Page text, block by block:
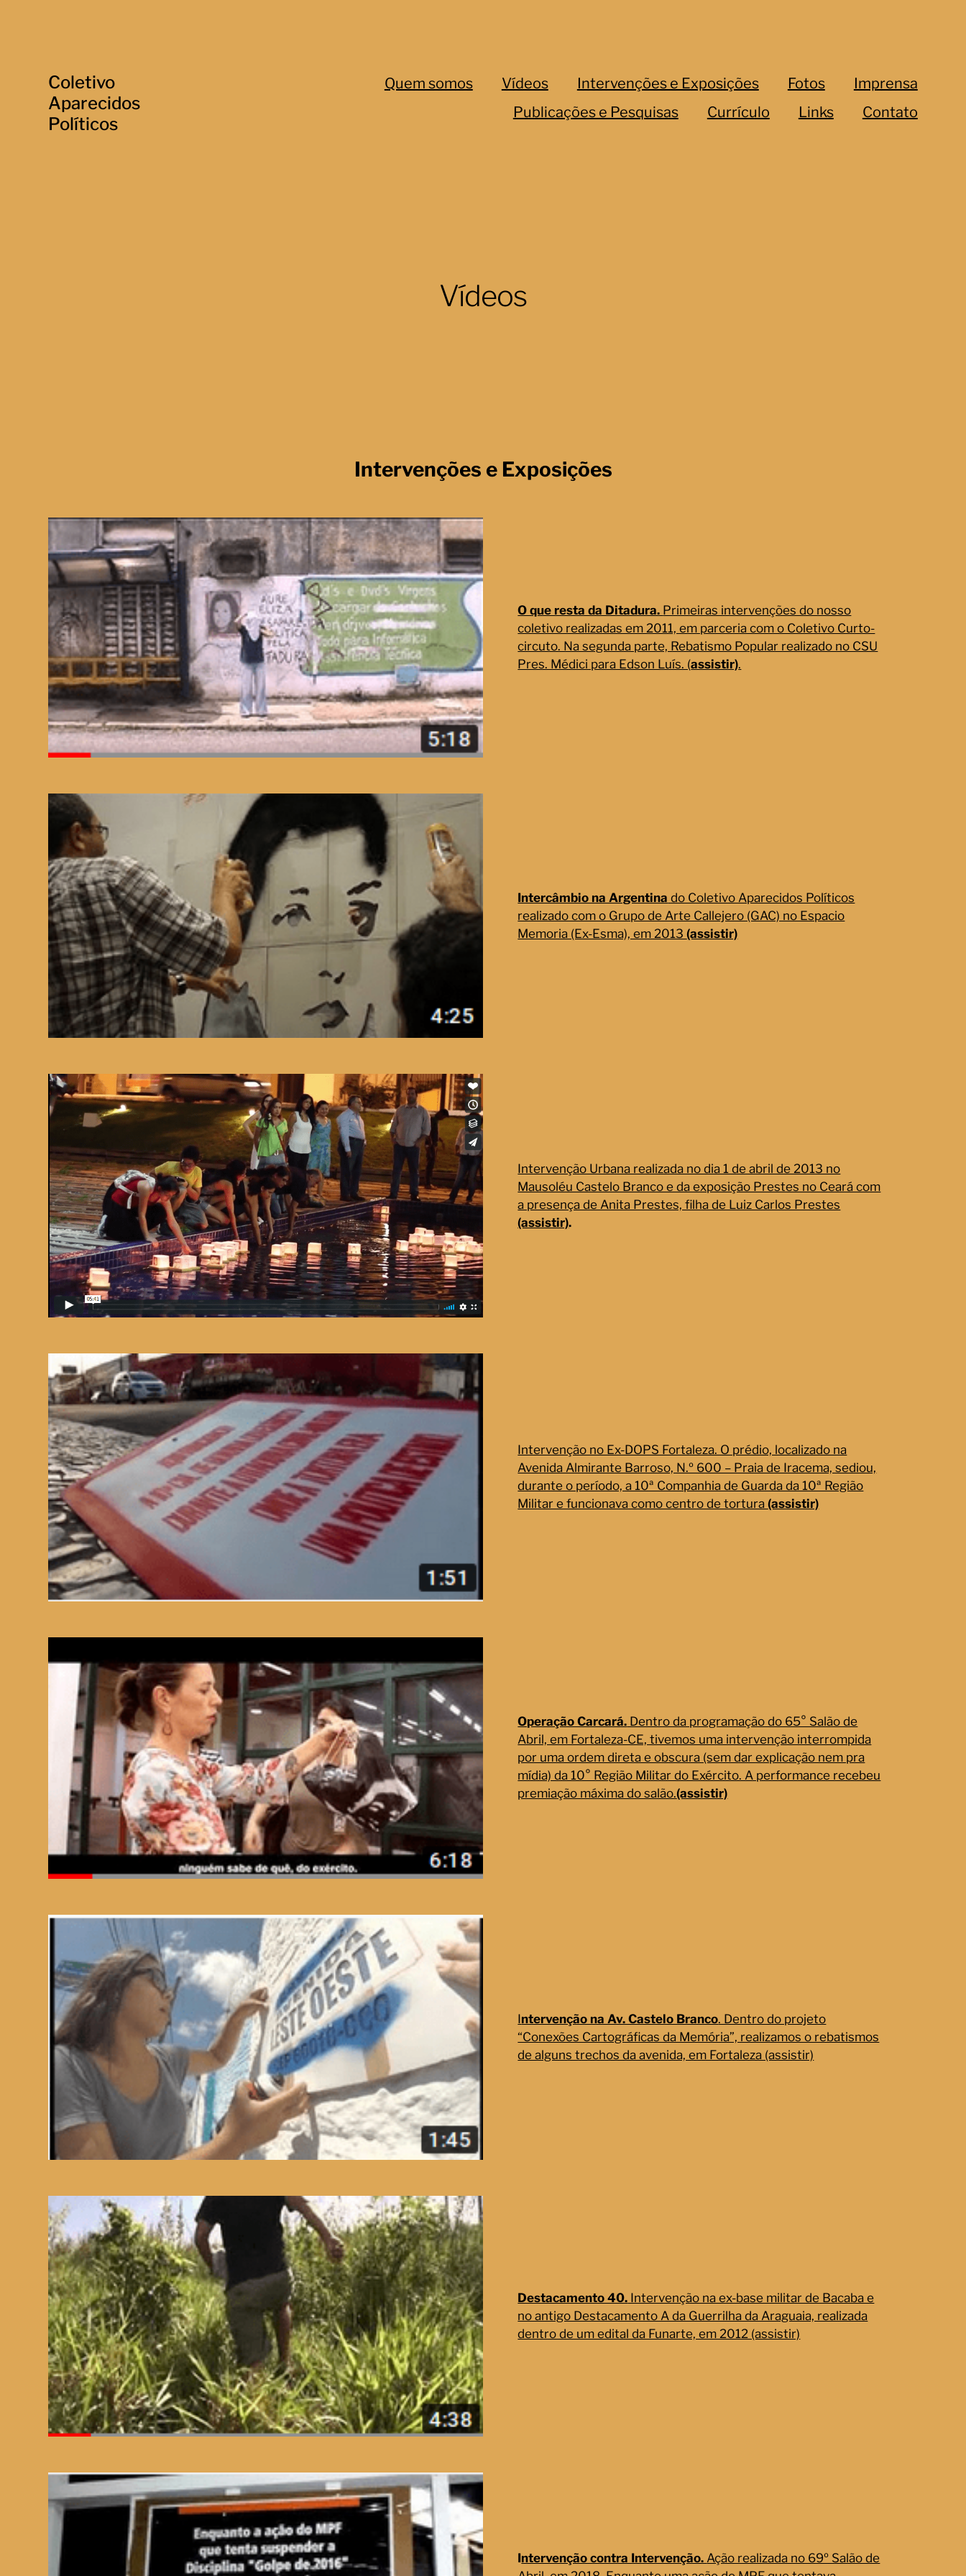
Coletivo
Aparecidos
Políticos
Quem somos Vídeos Intervenções e Exposições Fotos
Imprensa
Publicações e Pesquisas
Currículo Links Contato
Vídeos
Intervenções e Exposições
O que resta da Ditadura. Primeiras intervenções do nosso
coletivo realizadas em 2011, em parceria com o Coletivo Curto-
circuto. Na segunda parte, Rebatismo Popular realizado no CSU
Pres. Médici para Edson Luís. (assistir).
Intercâmbio na Argentina do Coletivo Aparecidos Políticos
realizado com o Grupo de Arte Callejero (GAC) no Espacio
Memoria (Ex-Esma), em 2013(assistir)
Intervenção Urbana realizada no dia 1 de abril de 2013 no
Mausoléu Castelo Branco e da exposição Prestes no Ceará com
a presença de Anita Prestes, filha de Luiz Carlos Prestes
(assistir).
Intervenção no Ex-DOPS Fortaleza. O prédio, localizado na
Avenida Almirante Barroso, N.º 600 – Praia de Iracema, sediou,
durante o período, a 10ª Companhia de Guarda da 10ª Região
Militar e funcionava como centro de tortura(assistir)
Operação Carcará. Dentro da programação do 65° Salão de
Abril, em Fortaleza-CE, tivemos uma intervenção interrompida
por uma ordem direta e obscura (sem dar explicação nem pra
mídia) da 10° Região Militar do Exército. A performance recebeu
premiação máxima do salão.(assistir)
Intervenção na Av. Castelo Branco. Dentro do projeto
“Conexões Cartográficas da Memória”, realizamos o rebatismos
de alguns trechos da avenida, em Fortaleza (assistir)
Destacamento 40. Intervenção na ex-base militar de Bacaba e
no antigo Destacamento A da Guerrilha da Araguaia, realizada
dentro de um edital da Funarte, em 2012 (assistir)
Intervenção contra Intervenção. Ação realizada no 69º Salão de